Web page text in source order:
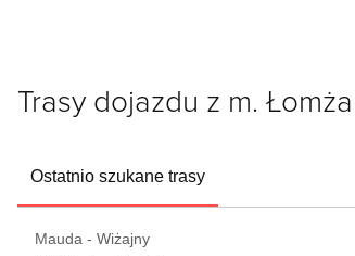
Trasy dojazdu z m. Łomża
Ostatnio szukane trasy
Mauda - Wiżajny